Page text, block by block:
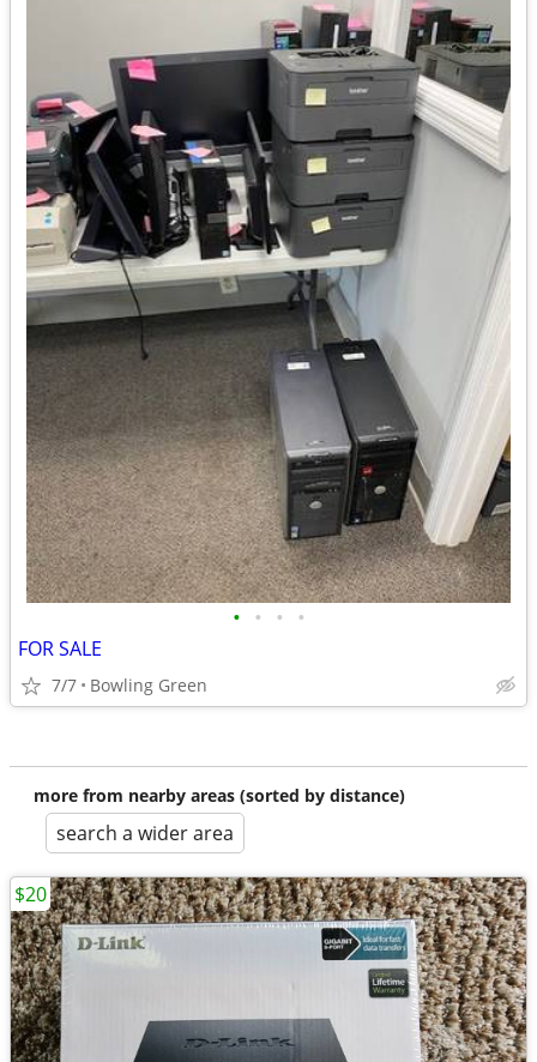
• • • •
FOR SALE
7/7 Bowling Green
more from nearby areas (sorted by distance)
search a wider area
$20